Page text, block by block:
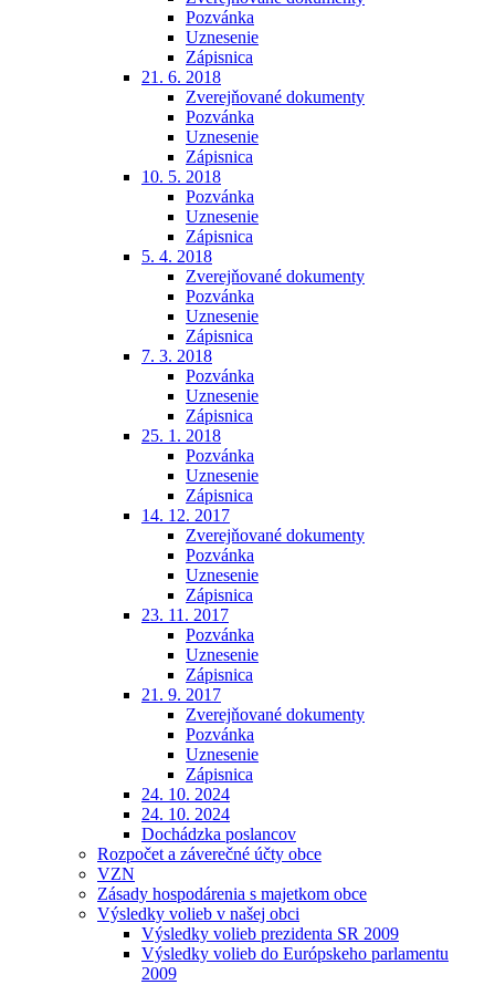
Pozvánka
Uznesenie
Zápisnica
21. 6. 2018
Zverejňované dokumenty
Pozvánka
Uznesenie
Zápisnica
10. 5. 2018
Pozvánka
Uznesenie
Zápisnica
5. 4. 2018
Zverejňované dokumenty
Pozvánka
Uznesenie
Zápisnica
7. 3. 2018
Pozvánka
Uznesenie
Zápisnica
25. 1. 2018
Pozvánka
Uznesenie
Zápisnica
14. 12. 2017
Zverejňované dokumenty
Pozvánka
Uznesenie
Zápisnica
23. 11. 2017
Pozvánka
Uznesenie
Zápisnica
21. 9. 2017
Zverejňované dokumenty
Pozvánka
Uznesenie
Zápisnica
24. 10. 2024
24. 10. 2024
Dochádzka poslancov
Rozpočet a záverečné účty obce
VZN
Zásady hospodárenia s majetkom obce
Výsledky volieb v našej obci
Výsledky volieb prezidenta SR 2009
Výsledky volieb do Európskeho parlamentu
2009